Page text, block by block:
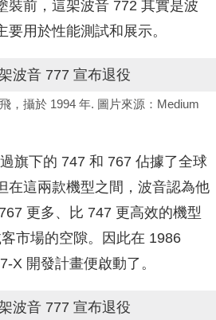
裝前，這架波音 772 其實是波
用於性能測試和展示。
，攝於 1994 年. 圖片來源：Medium
旗下的 747 和 767 佔據了全球
在這兩款機型之間，波音認為他
更多、比 747 更高效的機型
市場的空隙。因此在 1986
X 開發計畫便啟動了。